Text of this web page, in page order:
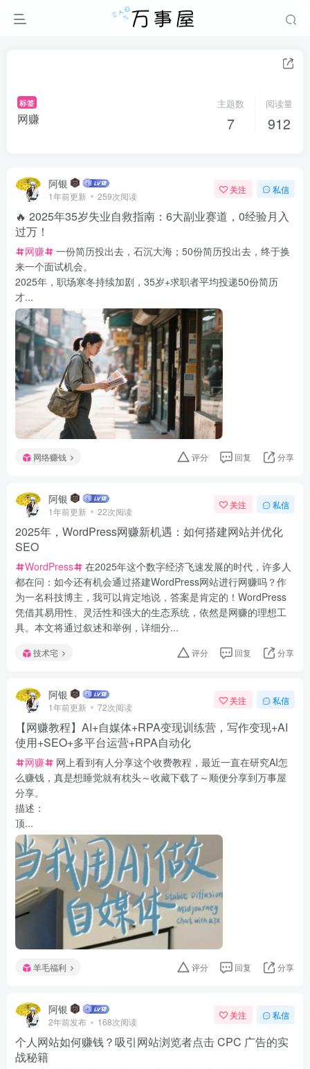
标签
网赚
主题数
7
阅读量
912
阿银
1年前更新 259次阅读
关注 私信
🔥 2025年35岁失业自救指南：6大副业赛道，0经验月入
过万！
网赚
一份简历投出去，石沉大海；50份简历投出去，终于换
来一个面试机会。
2025年，职场寒冬持续加剧，35岁+求职者平均投递50份简历
才...
网络赚钱 评分 回复 分享
阿银
1年前更新 22次阅读
关注 私信
2025年，WordPress网赚新机遇：如何搭建网站并优化
SEO
WordPress
在2025年这个数字经济飞速发展的时代，许多人
都在问：如今还有机会通过搭建WordPress网站进行网赚吗？作
为一名科技博主，我可以肯定地说，答案是肯定的！WordPress
凭借其易用性、灵活性和强大的生态系统，依然是网赚的理想工
具。本文将通过叙述和举例，详细分...
技术宅 评分 回复 分享
阿银
1年前更新 72次阅读
关注 私信
【网赚教程】AI+自媒体+RPA变现训练营，写作变现+AI
使用+SEO+多平台运营+RPA自动化
网赚
网上看到有人分享这个收费教程，最近一直在研究AI怎
么赚钱，真是想睡觉就有枕头～收藏下载了～顺便分享到万事屋
分享。
描述：
顶...
羊毛福利 评分 回复 分享
阿银
2年前发布 168次阅读
关注 私信
个人网站如何赚钱？吸引网站浏览者点击 CPC 广告的实
战秘籍